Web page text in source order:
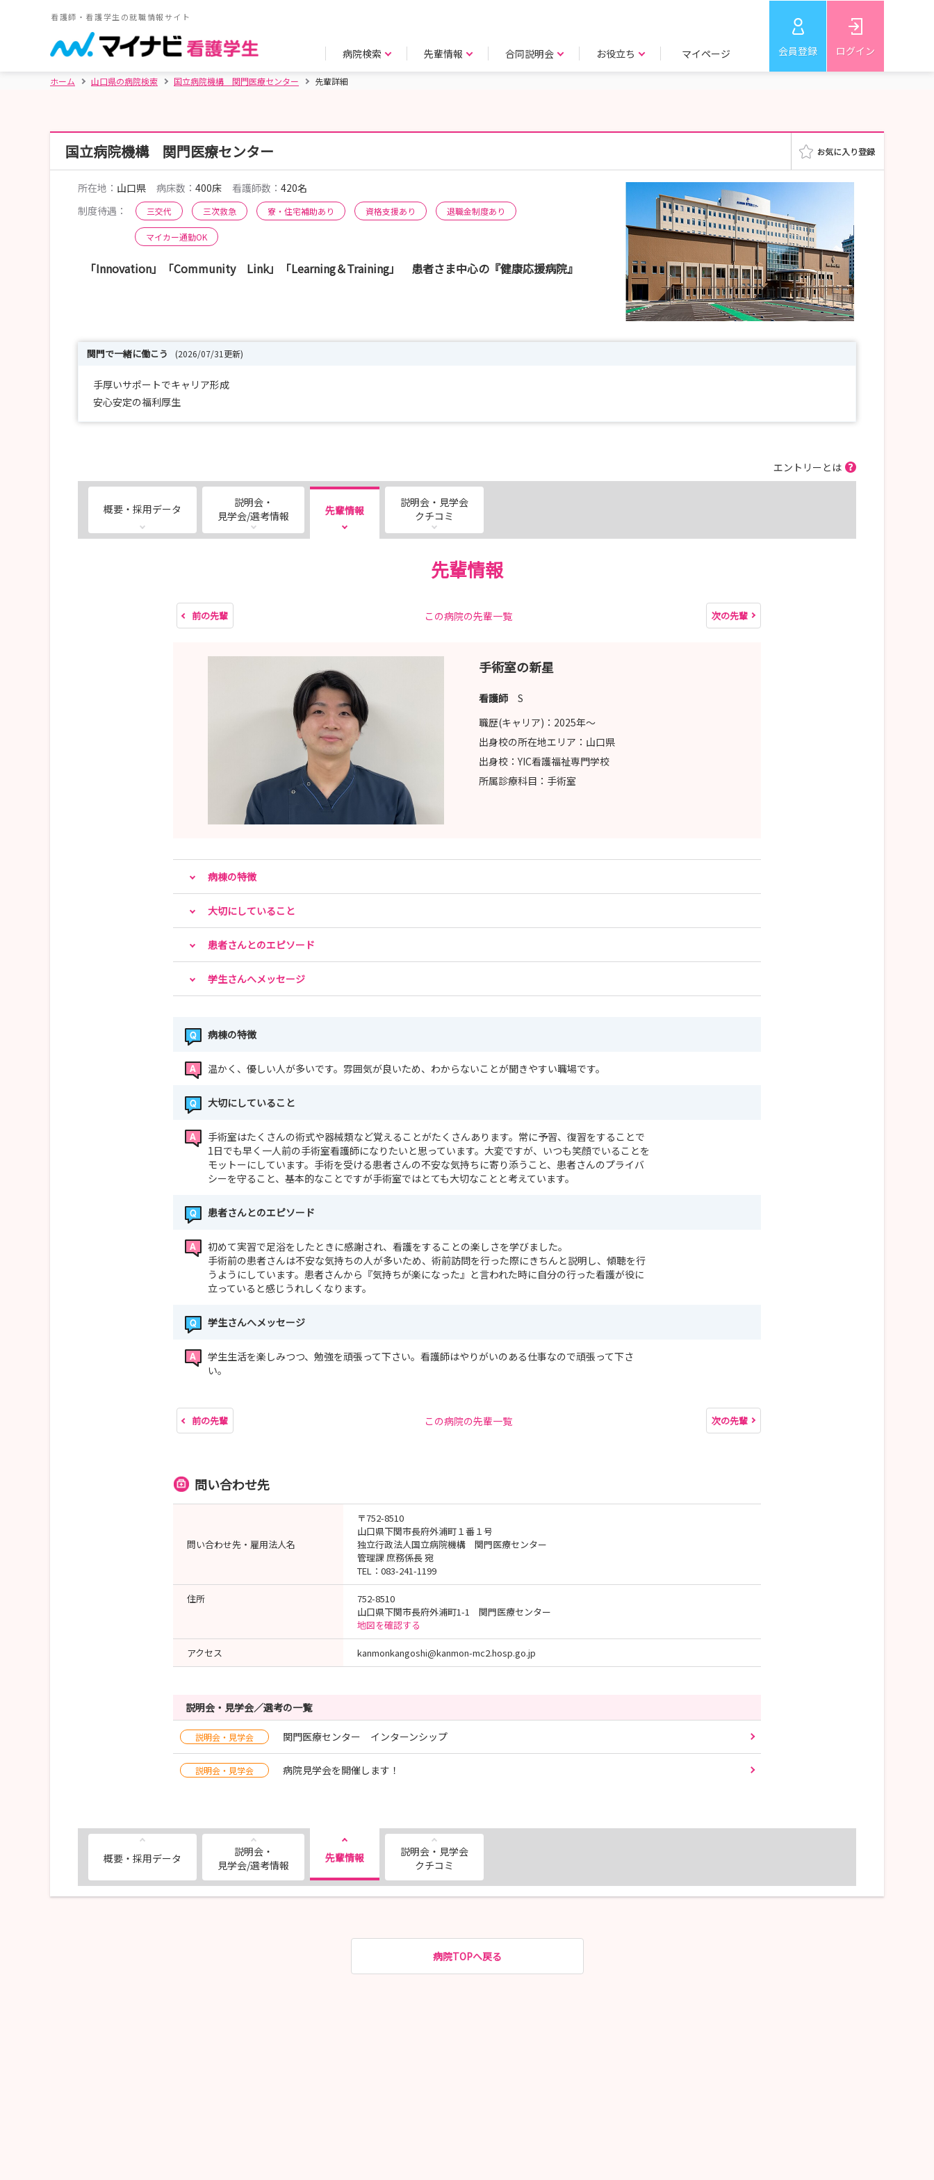
看護師・看護学生の就職情報サイト
病院検索 先輩情報 合同説明会 お役立ち マイページ 会員登録 ログイン
ホーム 山口県の病院検索 国立病院機構 関門医療センター 先輩詳細
国立病院機構 関門医療センター
所在地： 山口県 病床数： 400床 看護師数： 420名
制度待遇：
三交代 三次救急 寮・住宅補助あり 資格支援あり 退職金制度あり
マイカー通勤OK
「Innovation」「Community Link」「Learning＆Training」 患者さま中心の『健康応援病院』
関門で一緒に働こう (2026/07/31更新)
手厚いサポートでキャリア形成
安心安定の福利厚生
エントリーとは
概要・採用データ
説明会・
見学会/選考情報
先輩情報
説明会・見学会
クチコミ
先輩情報
前の先輩 この病院の先輩一覧 次の先輩
手術室の新星
看護師 S
職歴(キャリア)： 2025年〜
出身校の所在地エリア： 山口県
出身校： YIC看護福祉専門学校
所属診療科目： 手術室
病棟の特徴
大切にしていること
患者さんとのエピソード
学生さんへメッセージ
病棟の特徴
温かく、優しい人が多いです。雰囲気が良いため、わからないことが聞きやすい職場です。
大切にしていること
手術室はたくさんの術式や器械類など覚えることがたくさんあります。常に予習、復習をすることで
1日でも早く一人前の手術室看護師になりたいと思っています。大変ですが、いつも笑顔でいることを
モットーにしています。手術を受ける患者さんの不安な気持ちに寄り添うこと、患者さんのプライバ
シーを守ること、基本的なことですが手術室ではとても大切なことと考えています。
患者さんとのエピソード
初めて実習で足浴をしたときに感謝され、看護をすることの楽しさを学びました。
手術前の患者さんは不安な気持ちの人が多いため、術前訪問を行った際にきちんと説明し、傾聴を行
うようにしています。患者さんから『気持ちが楽になった』と言われた時に自分の行った看護が役に
立っていると感じうれしくなります。
学生さんへメッセージ
学生生活を楽しみつつ、勉強を頑張って下さい。看護師はやりがいのある仕事なので頑張って下さ
い。
前の先輩 この病院の先輩一覧 次の先輩
問い合わせ先
問い合わせ先・雇用法人名
〒752-8510
山口県下関市長府外浦町１番１号
独立行政法人国立病院機構 関門医療センター
管理課 庶務係長 宛
TEL：083-241-1199
住所
752-8510
山口県下関市長府外浦町1-1 関門医療センター
地図を確認する
アクセス kanmonkangoshi@kanmon-mc2.hosp.go.jp
説明会・見学会／選考の一覧
説明会・見学会 関門医療センター インターンシップ
説明会・見学会 病院見学会を開催します！
概要・採用データ
説明会・
見学会/選考情報
先輩情報
説明会・見学会
クチコミ
病院TOPへ戻る